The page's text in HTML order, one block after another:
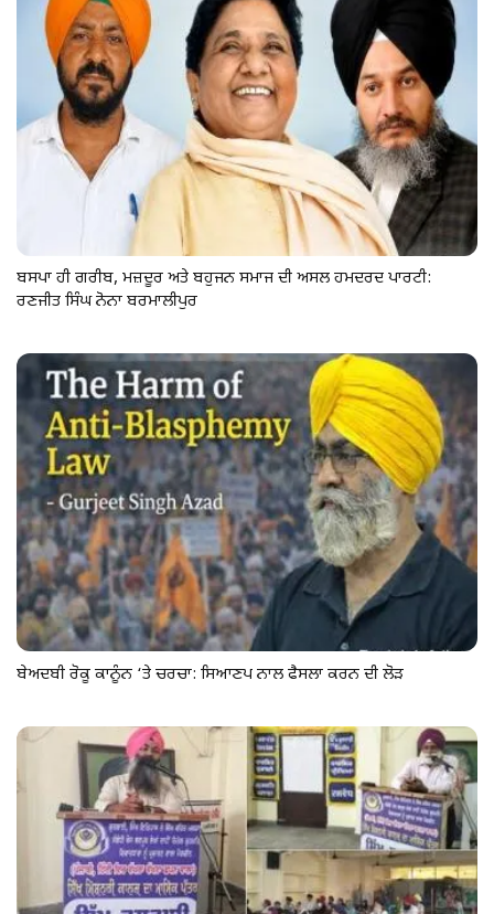
ਬਸਪਾ ਹੀ ਗਰੀਬ, ਮਜ਼ਦੂਰ ਅਤੇ ਬਹੁਜਨ ਸਮਾਜ ਦੀ ਅਸਲ ਹਮਦਰਦ ਪਾਰਟੀ:
ਰਣਜੀਤ ਸਿੰਘ ਨੋਨਾ ਬਰਮਾਲੀਪੁਰ
ਬੇਅਦਬੀ ਰੋਕੂ ਕਾਨੂੰਨ ‘ਤੇ ਚਰਚਾ: ਸਿਆਣਪ ਨਾਲ ਫੈਸਲਾ ਕਰਨ ਦੀ ਲੋੜ